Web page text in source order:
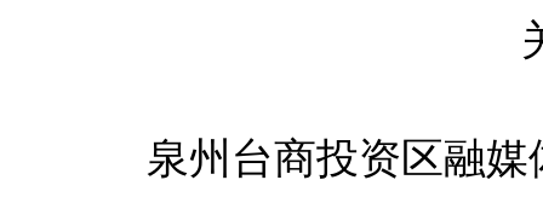
泉州台商投资区融